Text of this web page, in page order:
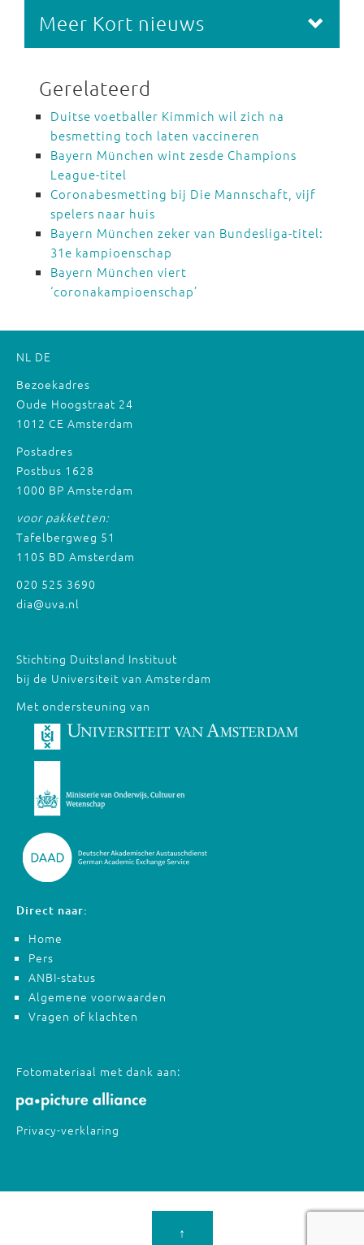
Meer Kort nieuws
Gerelateerd
Duitse voetballer Kimmich wil zich na
besmetting toch laten vaccineren
Bayern München wint zesde Champions
League-titel
Coronabesmetting bij Die Mannschaft, vijf
spelers naar huis
Bayern München zeker van Bundesliga-titel:
31e kampioenschap
Bayern München viert
‘coronakampioenschap’
NL DE
Bezoekadres
Oude Hoogstraat 24
1012 CE Amsterdam
Postadres
Postbus 1628
1000 BP Amsterdam
voor pakketten:
Tafelbergweg 51
1105 BD Amsterdam
020 525 3690
dia@uva.nl
Stichting Duitsland Instituut
bij de Universiteit van Amsterdam
Met ondersteuning van
Direct naar:
Home
Pers
ANBI-status
Algemene voorwaarden
Vragen of klachten
Fotomateriaal met dank aan:
Privacy-verklaring
↑